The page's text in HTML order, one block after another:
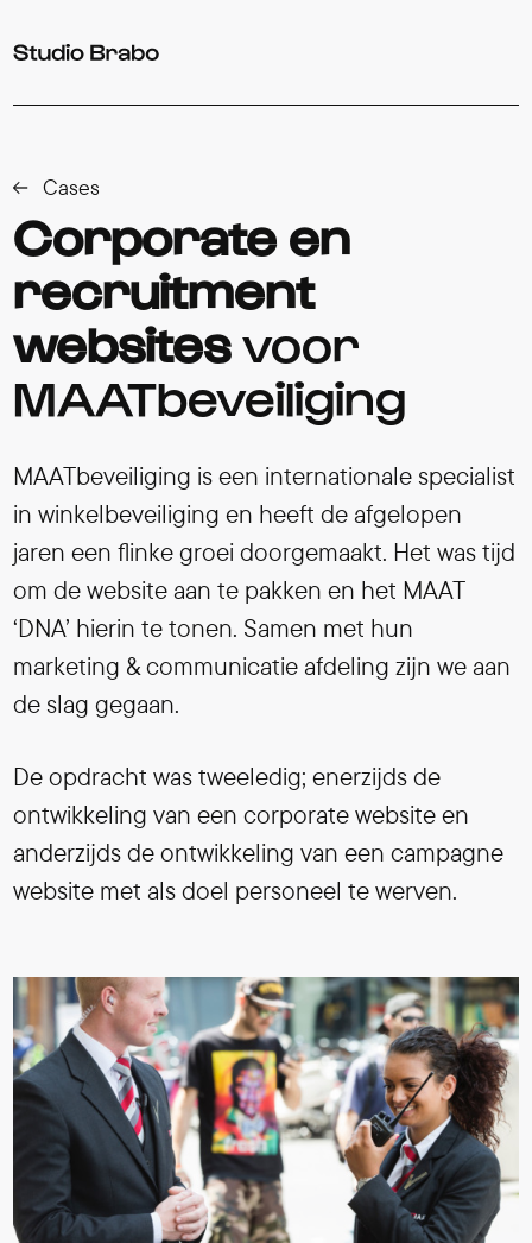
Cases
Corporate en
recruitment
websitesvoor
MAATbeveiliging
MAATbeveiliging is een internationale specialist
in winkelbeveiliging en heeft de afgelopen
jaren een flinke groei doorgemaakt. Het was tijd
om de website aan te pakken en het MAAT
‘DNA’ hierin te tonen. Samen met hun
marketing & communicatie afdeling zijn we aan
de slag gegaan.
De opdracht was tweeledig; enerzijds de
ontwikkeling van een corporate website en
anderzijds de ontwikkeling van een campagne
website met als doel personeel te werven.